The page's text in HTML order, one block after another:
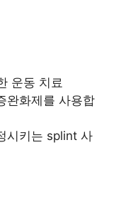
운동 치료
완화제를 사용합
시키는 splint 사